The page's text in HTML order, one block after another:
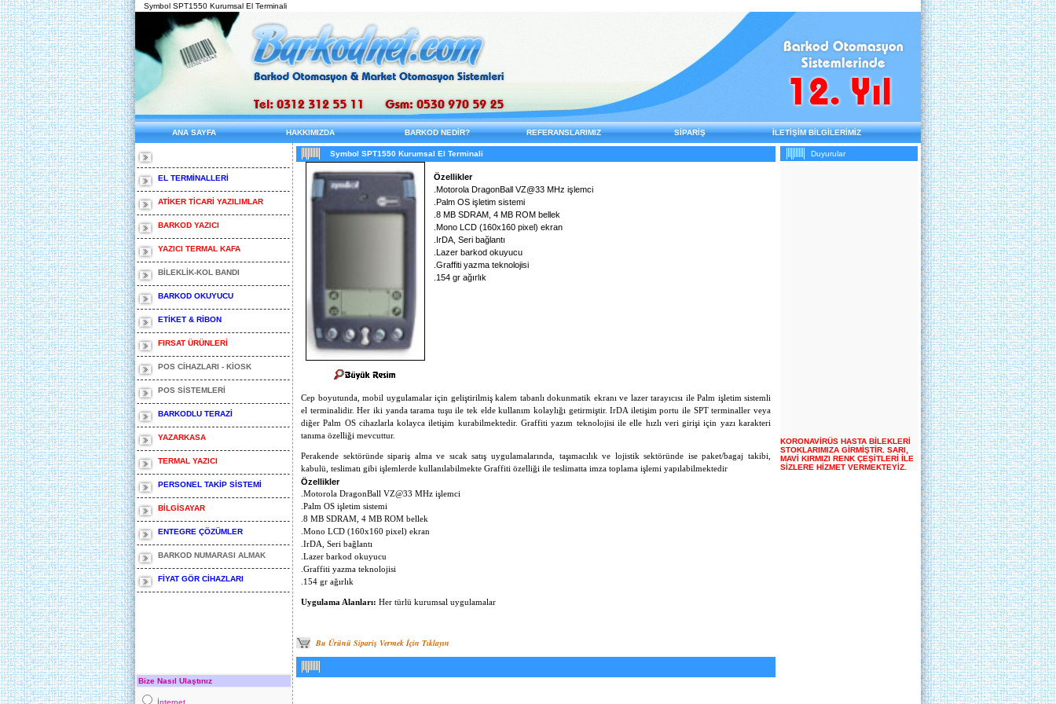
Symbol SPT1550 Kurumsal El Terminali
ANA SAYFA HAKKIMIZDA BARKOD NEDİR? REFERANSLARIMIZ SİPARİŞ İLETİŞİM BİLGİLERİMİZ
EL TERMİNALLERİ
ATİKER TİCARİ YAZILIMLAR
BARKOD YAZICI
YAZICI TERMAL KAFA
BİLEKLİK-KOL BANDI
BARKOD OKUYUCU
ETİKET & RİBON
FIRSAT ÜRÜNLERİ
POS CİHAZLARI - KİOSK
POS SİSTEMLERİ
BARKODLU TERAZİ
YAZARKASA
TERMAL YAZICI
PERSONEL TAKİP SİSTEMİ
BİLGİSAYAR
ENTEGRE ÇÖZÜMLER
BARKOD NUMARASI ALMAK
FİYAT GÖR CİHAZLARI
Bize Nasıl Ulaştınız
İnternet
Symbol SPT1550 Kurumsal El Terminali
Özellikler
.Motorola DragonBall VZ@33 MHz işlemci
.Palm OS işletim sistemi
.8 MB SDRAM, 4 MB ROM bellek
.Mono LCD (160x160 pixel) ekran
.IrDA, Seri bağlantı
.Lazer barkod okuyucu
.Graffiti yazma teknolojisi
.154 gr ağırlık
Cep boyutunda, mobil uygulamalar için geliştirilmiş kalem tabanlı dokunmatik ekranı ve lazer tarayıcısı ile Palm işletim sistemli
el terminalidir. Her iki yanda tarama tuşu ile tek elde kullanım kolaylığı getirmiştir. IrDA iletişim portu ile SPT terminaller veya
diğer Palm OS cihazlarla kolayca iletişim kurabilmektedir. Graffiti yazım teknolojisi ile elle hızlı veri girişi için yazı karakteri
tanıma özelliği mevcuttur.
Perakende sektöründe sipariş alma ve sıcak satış uygulamalarında, taşımacılık ve lojistik sektöründe ise paket/bagaj takibi,
kabulü, teslimatı gibi işlemlerde kullanılabilmekte Graffiti özelliği ile teslimatta imza toplama işlemi yapılabilmektedir
Özellikler
.Motorola DragonBall VZ@33 MHz işlemci
.Palm OS işletim sistemi
.8 MB SDRAM, 4 MB ROM bellek
.Mono LCD (160x160 pixel) ekran
.IrDA, Seri bağlantı
.Lazer barkod okuyucu
.Graffiti yazma teknolojisi
.154 gr ağırlık
Uygulama Alanları: Her türlü kurumsal uygulamalar
Bu Ürünü Sipariş Vermek İçin Tıklayın
Duyurular
KORONAVİRÜS HASTA BİLEKLERİ
STOKLARIMIZA GİRMİŞTİR. SARI,
MAVİ KIRMIZI RENK ÇEŞİTLERİ İLE
SİZLERE HİZMET VERMEKTEYİZ.